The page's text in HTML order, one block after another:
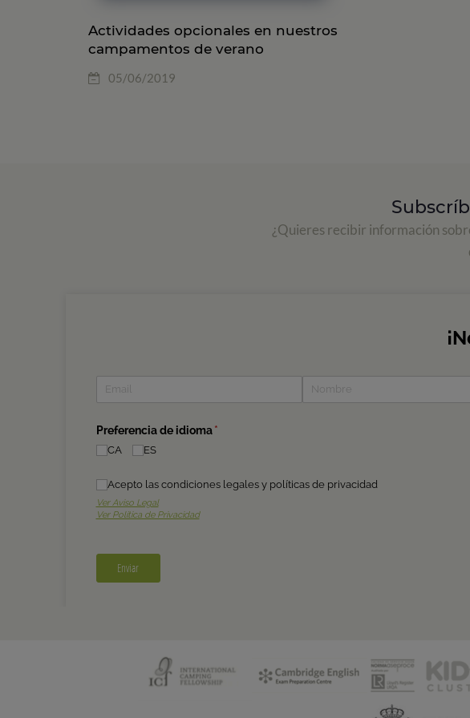
Actividades opcionales en nuestros
campamentos de verano
05/06/2019
¿Quieres recibir información